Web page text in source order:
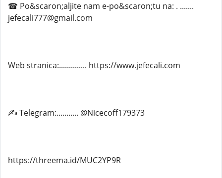
☎ Po&scaron;aljite nam e-po&scaron;tu na: . .......
jefecali777@gmail.com
Web stranica:.............. https://www.jefecali.com
✍ Telegram:........... @Nicecoff179373
https://threema.id/MUC2YP9R